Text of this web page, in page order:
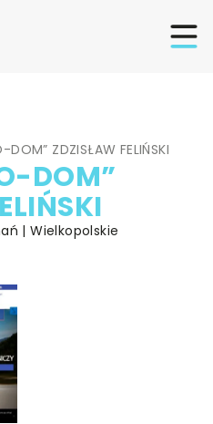
DOM” ZDZISŁAW FELIŃSKI
DOM”
| Wielkopolskie